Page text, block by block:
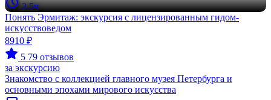
2.5ч
Понять Эрмитаж: экскурсия с лицензированным гидом-
искусствоведом
8910 ₽
5 79 отзывов
за экскурсию
Знакомство с коллекцией главного музея Петербурга и
основными эпохами мирового искусства